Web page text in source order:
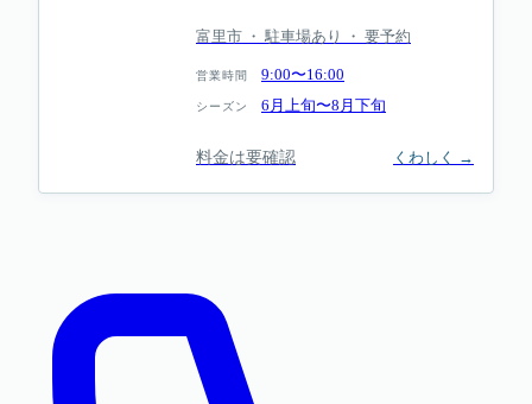
富里市 ・ 駐車場あり ・ 要予約
営業時間 9:00〜16:00
シーズン 6月上旬〜8月下旬
料金は要確認 くわしく →